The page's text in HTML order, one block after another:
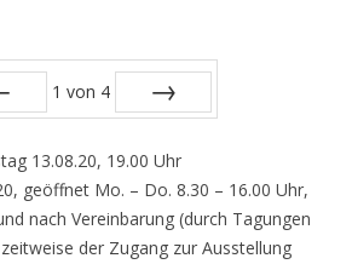
1 von 4
13.08.20, 19.00 Uhr
geöffnet Mo. – Do. 8.30 – 16.00 Uhr,
nach Vereinbarung (durch Tagungen
der Zugang zur Ausstellung